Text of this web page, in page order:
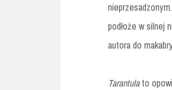
podłoże w silnej
autora do
Tarantulato